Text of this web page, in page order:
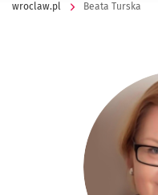
wroclaw.pl Beata Turska